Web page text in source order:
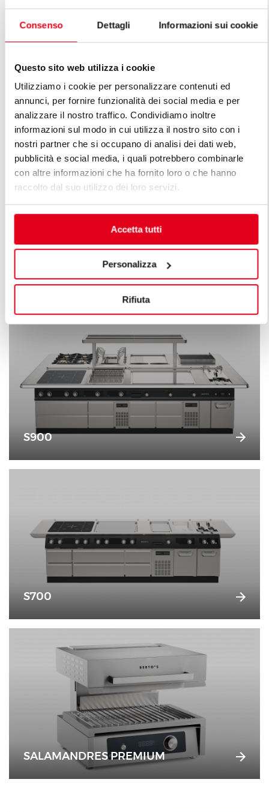
Consenso Dettagli Informazioni sui cookie
Questo sito web utilizza i cookie
Utilizziamo i cookie per personalizzare contenuti ed
annunci, per fornire funzionalità dei social media e per
analizzare il nostro traffico. Condividiamo inoltre
informazioni sul modo in cui utilizza il nostro sito con i
nostri partner che si occupano di analisi dei dati web,
pubblicità e social media, i quali potrebbero combinarle
con altre informazioni che ha fornito loro o che hanno
raccolto dal suo utilizzo dei loro servizi.
Accetta tutti
Personalizza
Rifiuta
DÉCOUVREZ TOUTES LES LIGNES
DE LIGNE PREMIUM
Les lignes premium sont la réponse aux exigences
diversifiées des professionnels. Une cuisine modulable
spécifiques du client, en maintenant des standards
élevés de fonctionnalité, efficacité énergétique,
sécurité et technologie, unis à des lignes d'une beauté
raffinée.
S900
S700
SALAMANDRES PREMIUM